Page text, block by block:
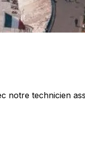
notre technicien